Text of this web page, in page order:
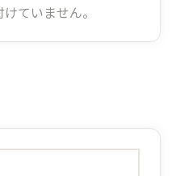
ていません。